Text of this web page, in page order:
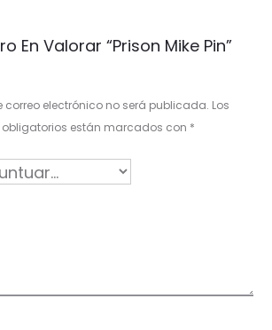
En Valorar “Prison Mike Pin”
correo electrónico no será publicada. Los
están marcados con *